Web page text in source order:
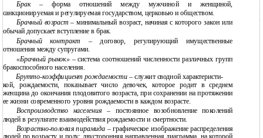
Брак– форма отношений между мужчиной и женщиной,
санкционируемая и регулируемая государством, церковью и обществом.
Брачный возраст– минимальный возраст, начиная с которого закон или
обычай допускает вступление в брак.
Брачный контракт – договор, регулирующий имущественные
отношения между супругами.
«Брачный рынок» – система соотношений численности различных групп
бракоспособного населения.
Брутто-коэффициент рождаемости – служит сводной характеристи-
кой, рождаемости, показывает число девочек, которое родит в среднем
женщина до окончания плодовитого возраста, при сохранении на протяжении
ее жизни современного уровня рождаемости в каждом возрасте.
Воспроизводство населения – постоянное возобновление поколений
людей в результате взаимодействия рождаемости и смертности.
Возрастно-половая пирамида – графическое изображение распределения